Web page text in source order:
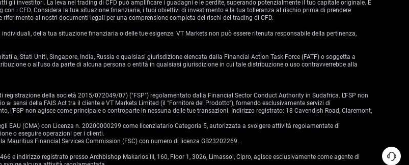
gli investitori. La leva nel trading di CFD può amplificare i guadagni e le perdite, superando potenzialmente il tuo capitale originale. È
i CFD. Considera la tua situazione finanziaria, i tuoi obiettivi di investimento e la tua tolleranza al rischio prima di prendere
ai nostri documenti legali per una comprensione completa dei rischi del trading di CFD.
della tua situazione finanziaria o delle tue esigenze. VT Markets non può essere ritenuta responsabile della pertinenza,
a, Stati Uniti, Singapore, India, Russia e qualsiasi giurisdizione elencata dalla Financial Action Task Force (FATF) o soggetta a
o all'uso da parte di alcuna persona o entità in qualsiasi giurisdizione in cui tale distribuzione o uso contravverrebbe alla
registrazione della società 2015/072049/07) ("FSP") regolamentato dalla Financial Sector Conduct Authority in Sudafrica. L’FSP non
sensi della FAIS Act tra il cliente e VT Markets Limited (il "Fornitore del Prodotto"), fornendo esclusivamente servizi di
l’FSP non agisce come principale o controparte in nessuna delle tue transazioni. Indirizzo registrato: 18 Cavendish Road, Claremont,
EAU (CMA) con Licenza n. 20200000299 come licenziatario Categoria 5, autorizzata a svolgere attività regolamentate di
o eseguire operazioni per i clienti.
Financial Services Commission (FSC) con numero di licenza GB23202269.
e indirizzo registrato presso Archbishop Makarios III, 160, Floor 1, 3026, Limassol, Cipro, agisce esclusivamente come agente di